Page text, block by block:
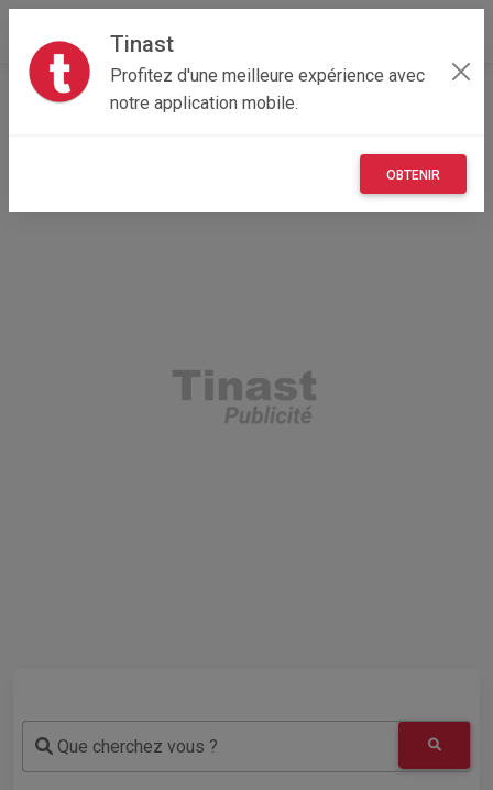
Tinast
Profitez d'une meilleure expérience avec
notre application mobile.
OBTENIR
Accueil Recherche Nouvelle-Aquitaine
Que cherchez vous ?